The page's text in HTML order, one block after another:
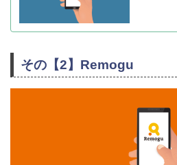
その【2】Remogu